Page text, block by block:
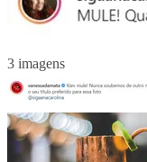
3 imagens